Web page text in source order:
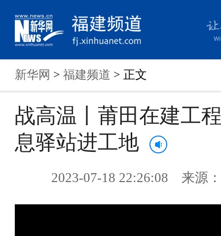
新华网 > 福建频道 > 正文
战高温丨莆田在建工
息驿站进工地
2023-07-18 22:26:08 来源